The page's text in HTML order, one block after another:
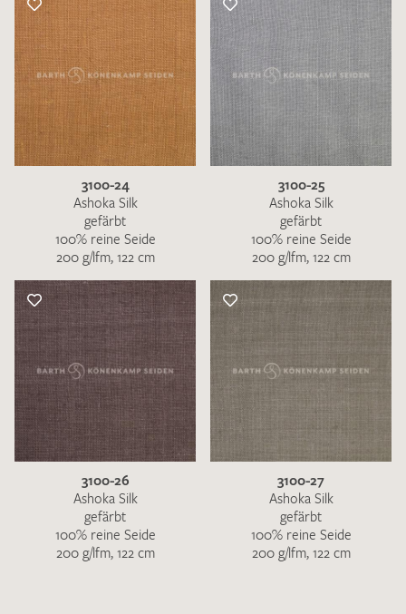
3100-24
Ashoka Silk
gefärbt
100% reine Seide
200 g/lfm, 122 cm
3100-25
Ashoka Silk
gefärbt
100% reine Seide
200 g/lfm, 122 cm
3100-26
Ashoka Silk
gefärbt
100% reine Seide
200 g/lfm, 122 cm
3100-27
Ashoka Silk
gefärbt
100% reine Seide
200 g/lfm, 122 cm